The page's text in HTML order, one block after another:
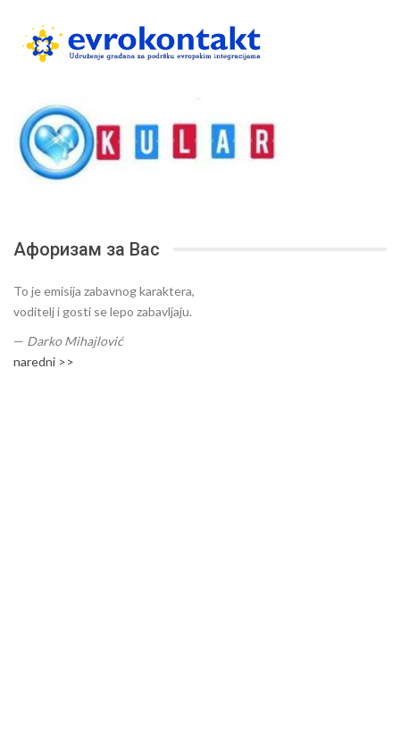
Афоризам за Вас
To je emisija zabavnog karaktera,
voditelj i gosti se lepo zabavljaju.
— Darko Mihajlović
naredni >>